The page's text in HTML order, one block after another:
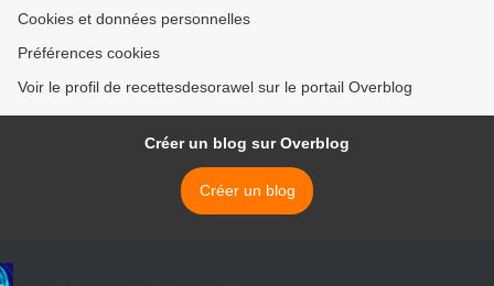
Cookies et données personnelles
Préférences cookies
Voir le profil de recettesdesorawel sur le portail Overblog
Créer un blog sur Overblog
Créer un blog